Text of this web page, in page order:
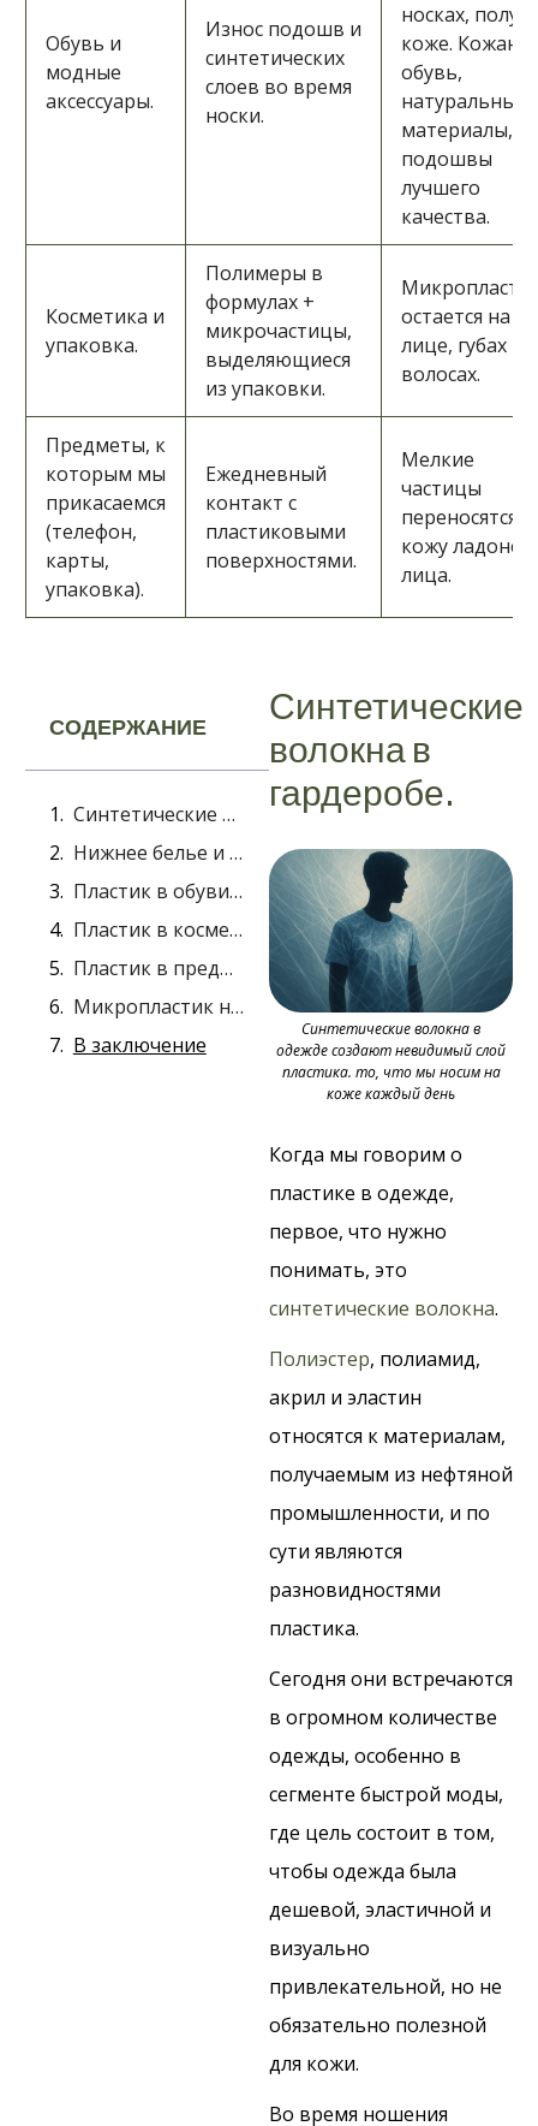
Обувь и
модные
аксессуары.
Износ подошв и
синтетических
слоев во время
носки.
носках, полу и
коже. Кожаная
обувь,
натуральные
материалы,
подошвы
лучшего
качества.
Косметика и
упаковка.
Полимеры в
формулах +
микрочастицы,
выделяющиеся
из упаковки.
остается на
лице, губах и
волосах.
Предметы, к
которым мы
прикасаемся
(телефон,
карты,
упаковка).
Ежедневный
контакт с
пластиковыми
поверхностями.
Мелкие
частицы
переносятся
кожу ладоней
лица.
СОДЕРЖАНИЕ
Синтетические волокна в гардеробе.
Нижнее белье и бамбук
Пластик в обуви и модных аксессуарах
Пластик в косметике
Пластик в предметах, к которым мы прикасаемся
Микропластик на коже
В заключение
Синтетические
волокна в
гардеробе.
Синтетические волокна в
одежде создают невидимый слой
пластика. то, что мы носим на
коже каждый день
Когда мы говорим о
пластике в одежде,
первое, что нужно
понимать, это
синтетические волокна.
Полиэстер, полиамид,
акрил и эластин
относятся к материалам,
получаемым из нефтяной
промышленности, и по
сути являются
разновидностями
пластика.
Сегодня они встречаются
в огромном количестве
одежды, особенно в
сегменте быстрой моды,
где цель состоит в том,
чтобы одежда была
дешевой, эластичной и
визуально
привлекательной, но не
обязательно полезной
для кожи.
Во время ношения